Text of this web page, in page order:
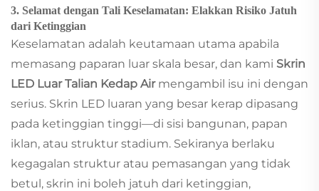
3. Selamat dengan Tali Keselamatan: Elakkan Risiko Jatuh
dari Ketinggian
Keselamatan adalah keutamaan utama apabila
memasang paparan luar skala besar, dan kami Skrin
LED Luar Talian Kedap Air mengambil isu ini dengan
serius. Skrin LED luaran yang besar kerap dipasang
pada ketinggian tinggi—di sisi bangunan, papan
iklan, atau struktur stadium. Sekiranya berlaku
kegagalan struktur atau pemasangan yang tidak
betul, skrin ini boleh jatuh dari ketinggian,